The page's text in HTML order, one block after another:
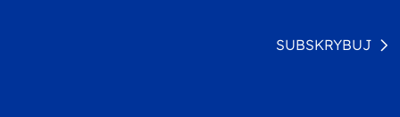
SUBSKRYBUJ